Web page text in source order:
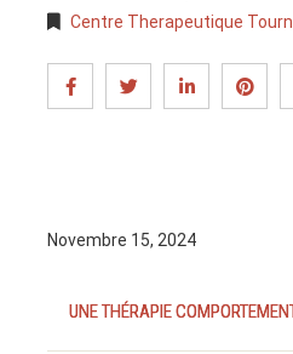
Centre Therapeutique
Novembre 15, 2024
UNE THÉRAPIE